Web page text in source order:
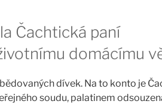
Čachtická paní
domácímu
dívek. Na to konto je
soudu, palatinem